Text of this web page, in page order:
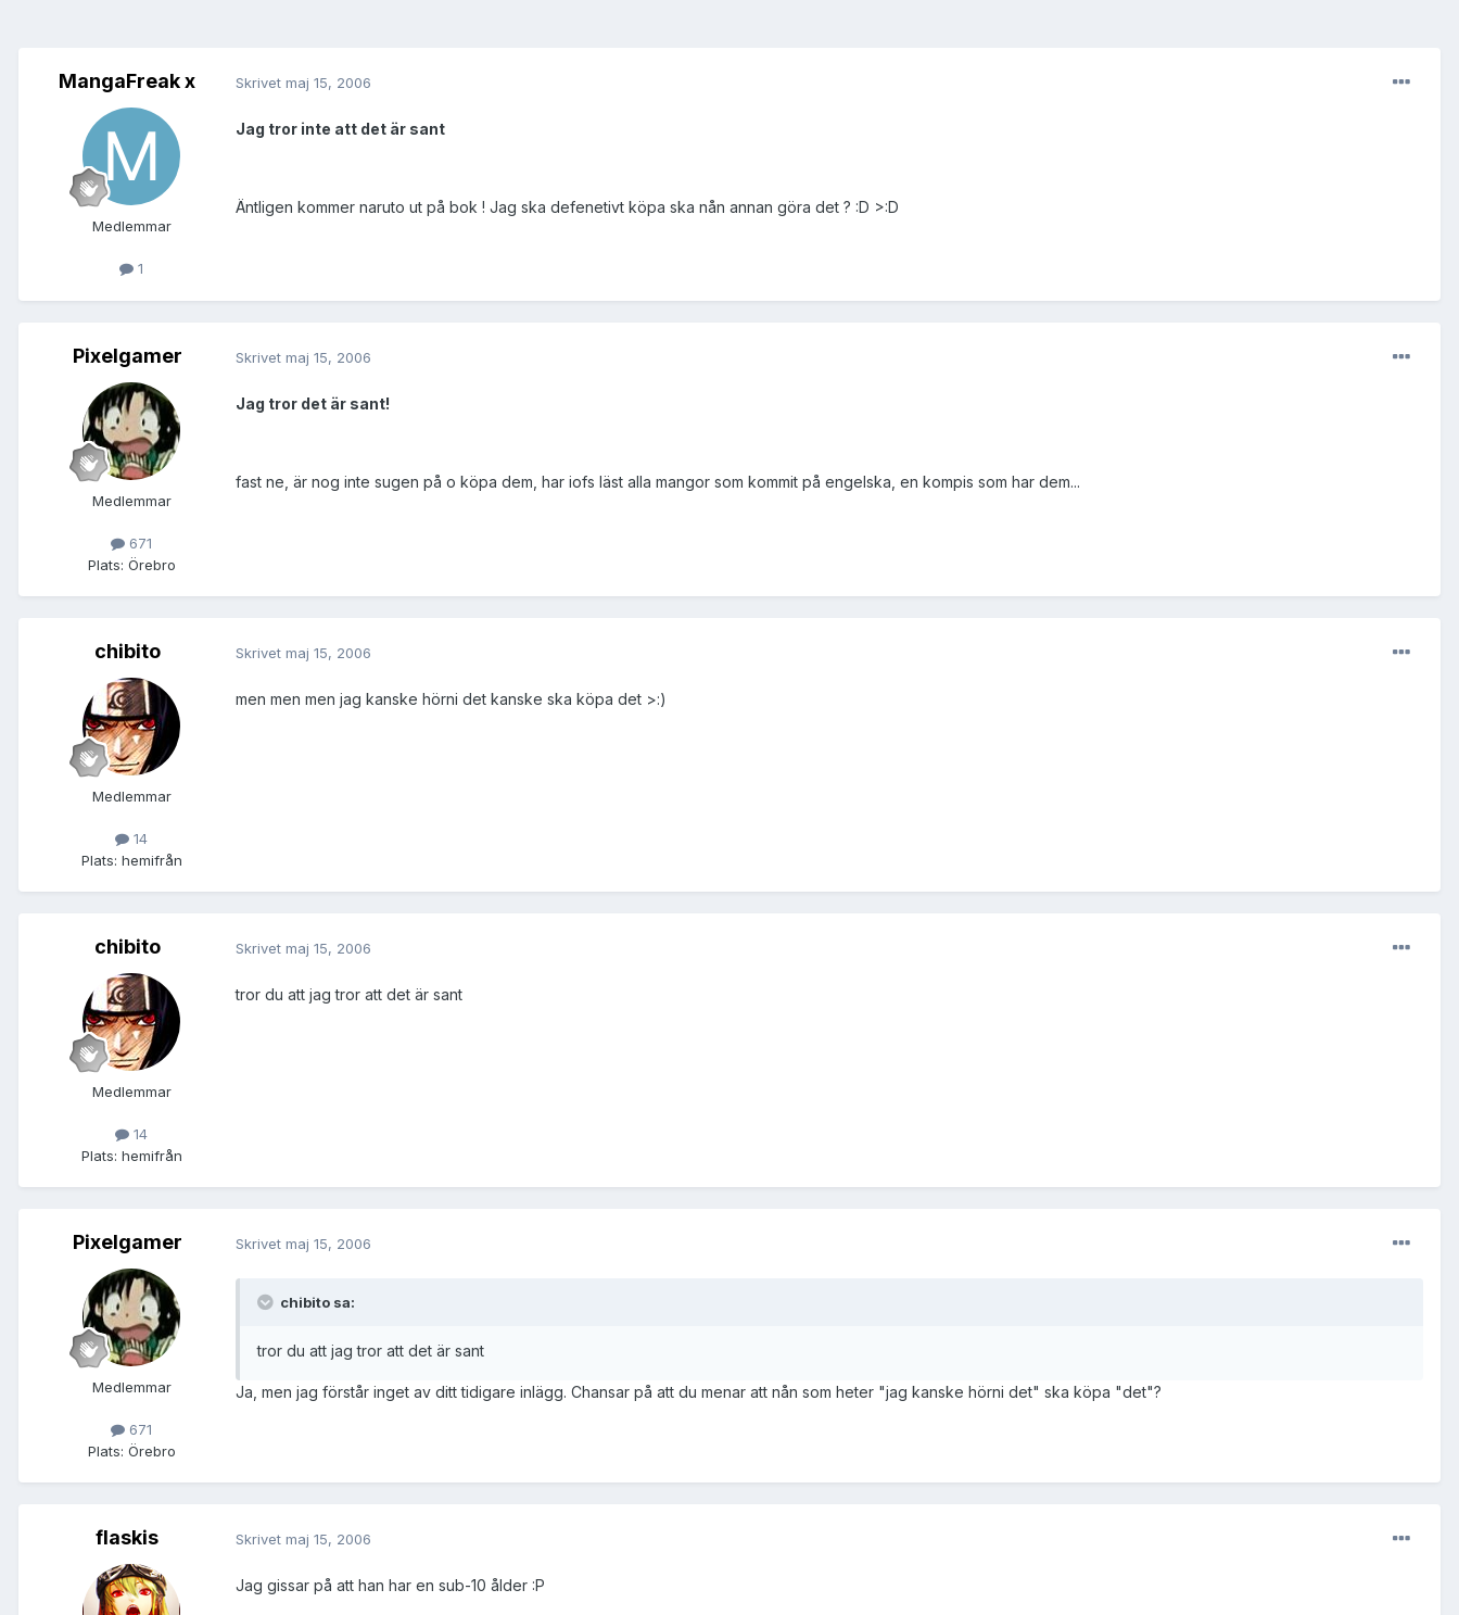
MangaFreak x
Medlemmar
1
Skrivet maj 15, 2006
Jag tror inte att det är sant
Äntligen kommer naruto ut på bok ! Jag ska defenetivt köpa ska nån annan göra det ? :D >:D
Pixelgamer
Medlemmar
671
Plats: Örebro
Skrivet maj 15, 2006
Jag tror det är sant!
fast ne, är nog inte sugen på o köpa dem, har iofs läst alla mangor som kommit på engelska, en kompis som har dem...
chibito
Medlemmar
14
Plats: hemifrån
Skrivet maj 15, 2006
men men men jag kanske hörni det kanske ska köpa det >:)
chibito
Medlemmar
14
Plats: hemifrån
Skrivet maj 15, 2006
tror du att jag tror att det är sant
Pixelgamer
Medlemmar
671
Plats: Örebro
Skrivet maj 15, 2006
chibito sa:
tror du att jag tror att det är sant
Ja, men jag förstår inget av ditt tidigare inlägg. Chansar på att du menar att nån som heter "jag kanske hörni det" ska köpa "det"?
flaskis Skrivet maj 15, 2006
Jag gissar på att han har en sub-10 ålder :P